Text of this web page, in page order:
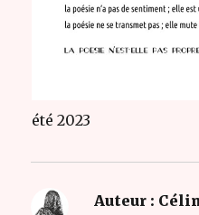
été 2023
Auteur :